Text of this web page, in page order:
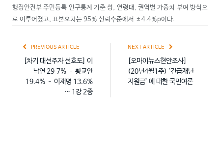
행정안전부 주민등록 인구통계 기준 성, 연령대, 권역별 가중치 부여 방식으
로 이루어졌고, 표본오차는 95% 신뢰수준에서 ±4.4%p이다.
PREVIOUS ARTICLE
[차기 대선주자 선호도] 이
낙연 29.7% – 황교안
19.4% – 이재명 13.6%
… 1강 2중
NEXT ARTICLE
[오마이뉴스현안조사]
(20년4월1주) ‘긴급재난
지원금’ 에 대한 국민여론